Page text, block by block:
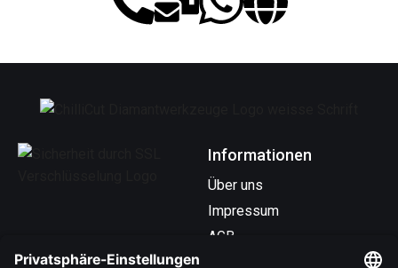
Informationen
Über uns
Impressum
AGB